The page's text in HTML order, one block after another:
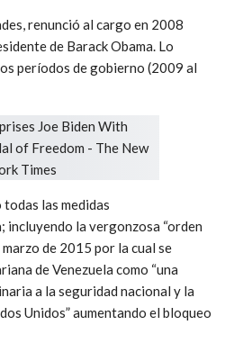
renunció al cargo en 2008
de Barack Obama. Lo
períodos de gobierno (2009 al
las medidas
incluyendo la vergonzosa “orden
de 2015 por la cual se
de Venezuela como “una
a la seguridad nacional y la
Unidos” aumentando el bloqueo